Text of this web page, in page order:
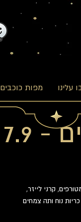
עלינו מפות כוכבים
7.9
קרני לייזר,
נוח ותה צמחים